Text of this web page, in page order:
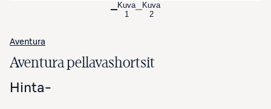
Kuva
1
Kuva
2
Aventura
Aventura pellavashortsit
Hinta-